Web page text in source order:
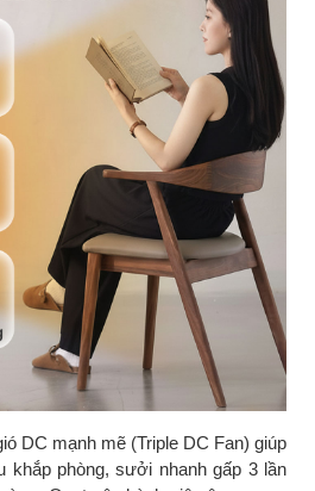
DC mạnh mẽ (Triple DC Fan) giúp
khắp phòng, sưởi nhanh gấp 3 lần